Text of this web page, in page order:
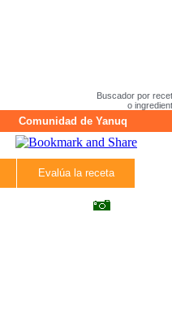
Buscador por
o
Comunidad de Yanuq
Evalúa la receta